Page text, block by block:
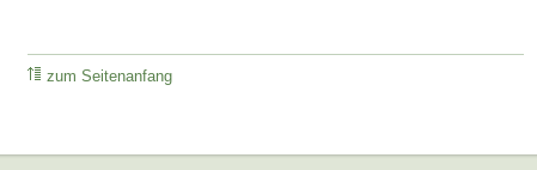
zum Seitenanfang